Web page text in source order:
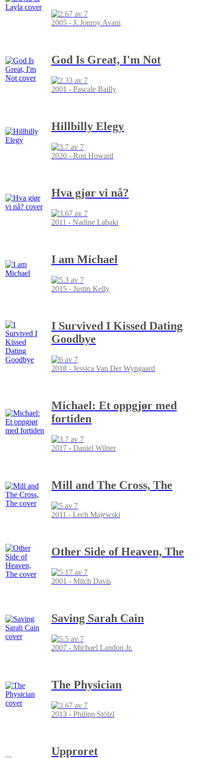
2005 - J. Jonroy Avani
God Is Great, I'm Not
2001 - Pascale Bailly
Hillbilly Elegy
2020 - Ron Howard
Hva gjør vi nå?
2011 - Nadine Labaki
I am Michael
2015 - Justin Kelly
I Survived I Kissed Dating
Goodbye
2018 - Jessica Van Der Wyngaard
Michael: Et oppgjør med
fortiden
2017 - Daniel Wilner
Mill and The Cross, The
2011 - Lech Majewski
Other Side of Heaven, The
2001 - Mitch Davis
Saving Sarah Cain
2007 - Michael Landon Jr.
The Physician
2013 - Philipp Stölzl
Upproret